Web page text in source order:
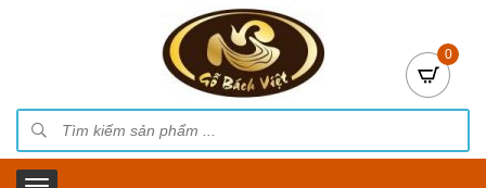
0